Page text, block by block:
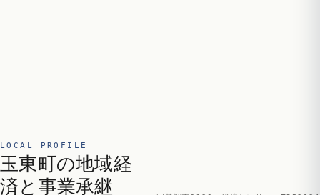
LOCAL PROFILE
玉東町の地域経
済と事業承継